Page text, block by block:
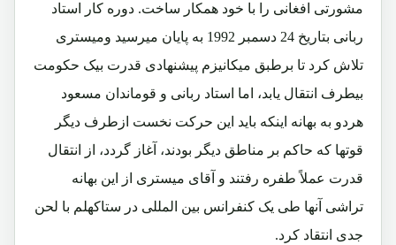
مشورتی افغانی را با خود همکار ساخت. دوره کار استاد
ربانی بتاریخ 24 دسمبر 1992 به پایان میرسید ومیستری
تلاش کرد تا برطبق میکانیزم پیشنهادی قدرت بیک حکومت
بیطرف انتقال یابد، اما استاد ربانی و قوماندان مسعود
هردو به بهانه اینکه باید این حرکت نخست ازطرف دیگر
قوتها که حاکم بر مناطق دیگر بودند، آغاز گردد، از انتقال
قدرت عملاً طفره رفتند و آقای میستری از این بهانه
تراشی آنها طی یک کنفرانس بین المللی در ستاکهلم با لحن
جدی انتقاد کرد.